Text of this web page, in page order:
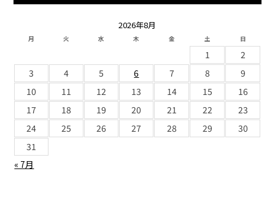
2026年8月
月 火 水 木 金 土 日
« 7月
1
2
3
4 5 6 7 8
9
10
11 12 13 14 15
16
17
18 19 20 21 22
23
24
25 26 27 28 29
30
31